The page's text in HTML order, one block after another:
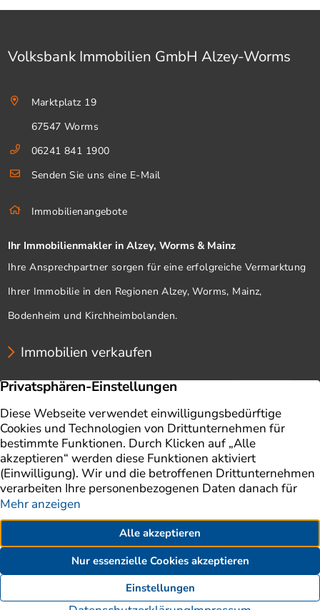
06241 841 1900 Kontakt
Volksbank Immobilien GmbH Alzey-Worms
Marktplatz 19
67547 Worms
06241 841 1900
Senden Sie uns eine E-Mail
Immobilienangebote
Ihr Immobilienmakler in Alzey, Worms & Mainz
Ihre Ansprechpartner sorgen für eine erfolgreiche Vermarktung
Ihrer Immobilie in den Regionen Alzey, Worms, Mainz,
Bodenheim und Kirchheimbolanden.
Immobilien verkaufen
Unternehmen
Immobilie verkaufen
Ratgeber
Immobilienbewertung
Impressum
Aktuelles
Datenschutz
Finanzierung
AGB
Referenzen
Erklärung zur Barrierefreiheit